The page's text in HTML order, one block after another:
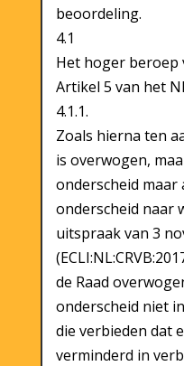
beoordeling.
4.1
Het hoger
Artikel 5 van het
4.1.1.
Zoals hierna ten
is overwogen,
onderscheid maar
onderscheid naar
uitspraak van 3
de Raad
onderscheid niet
die verbieden dat
verminderd in